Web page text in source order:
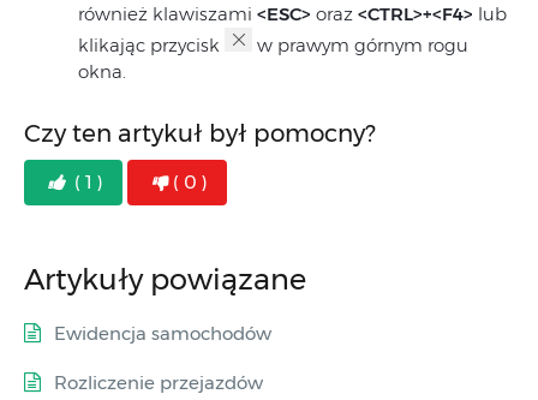
również klawiszami <ESC> oraz <CTRL>+<F4> lub
klikając przycisk
w prawym górnym rogu
okna.
Czy ten artykuł był pomocny?
( 1 ) ( 0 )
Artykuły powiązane
Ewidencja samochodów
Rozliczenie przejazdów